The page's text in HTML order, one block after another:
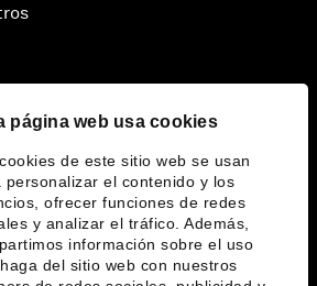
página web usa cookies
de este sitio web se usan
personalizar el contenido y los
ofrecer funciones de redes
y analizar el tráfico. Además,
información sobre el uso
del sitio web con nuestros
Foro
idiomas